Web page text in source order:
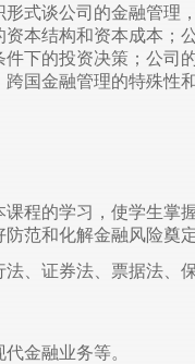
式谈公司的金融管理
本结构和资本成本；
下的投资决策；公司
国金融管理的特殊性和
程的学习，使学生掌
范和化解金融风险奠定
、证券法、票据法、
金融业务等。